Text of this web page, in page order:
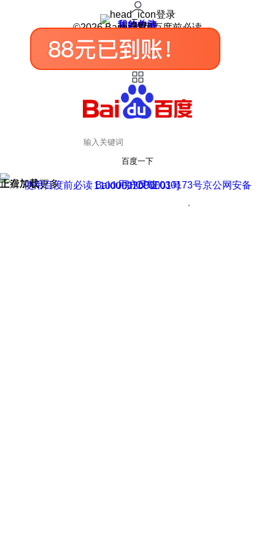
登录
我的关注
我的收藏
皮肤中心
用户反馈
设置
©2026 Baidu 使用百度前必读
百度一下
正在加载
上滑加载更多 用户反馈
使用百度前必读 Baidu 京ICP证030173号
京公网安备11000002000001号